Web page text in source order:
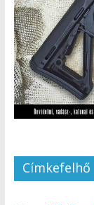
Címkefelhő